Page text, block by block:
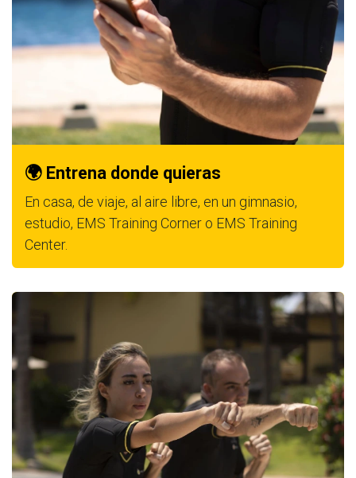
🌍 Entrena donde quieras
En casa, de viaje, al aire libre, en un gimnasio,
estudio, EMS Training Corner o EMS Training
Center.